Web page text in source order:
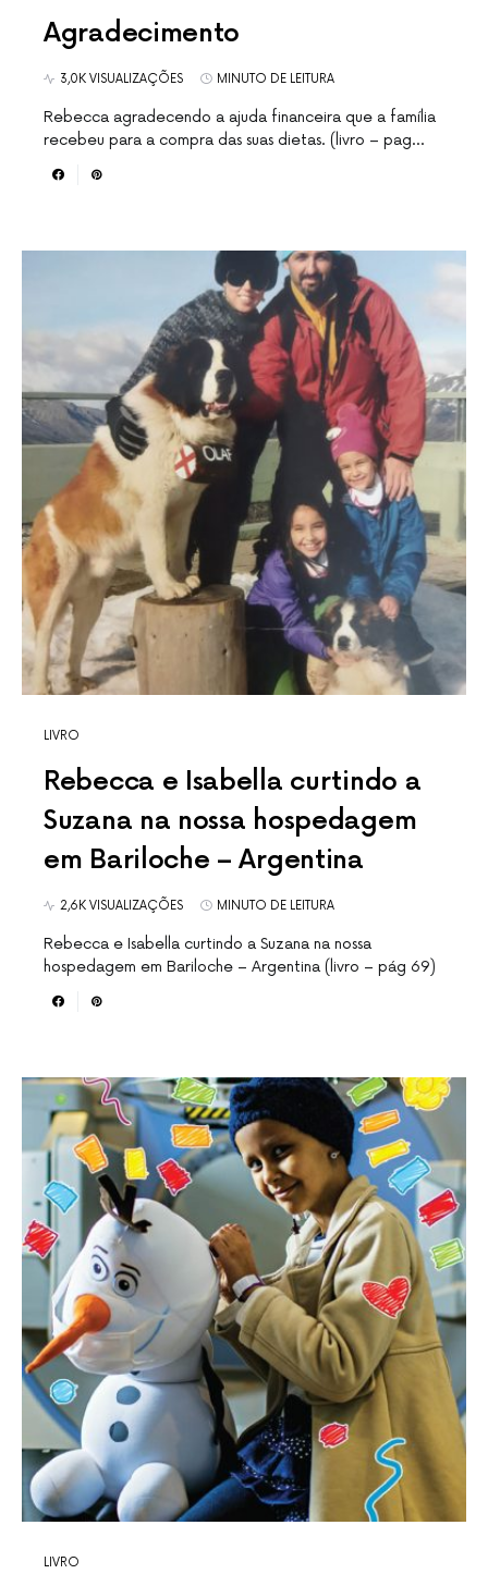
Agradecimento
3,0K VISUALIZAÇÕES MINUTO DE LEITURA
Rebecca agradecendo a ajuda financeira que a família
recebeu para a compra das suas dietas. (livro – pag…
LIVRO
Rebecca e Isabella curtindo a
Suzana na nossa hospedagem
em Bariloche – Argentina
2,6K VISUALIZAÇÕES MINUTO DE LEITURA
Rebecca e Isabella curtindo a Suzana na nossa
hospedagem em Bariloche – Argentina (livro – pág 69)
LIVRO